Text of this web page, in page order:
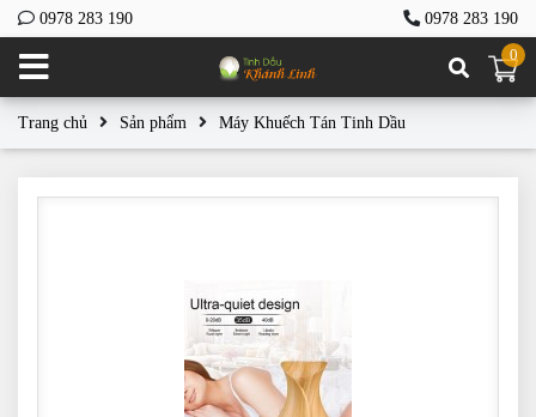
0978 283 190
0978 283 190
0
Trang chủ Sản phẩm Máy Khuếch Tán Tinh Dầu